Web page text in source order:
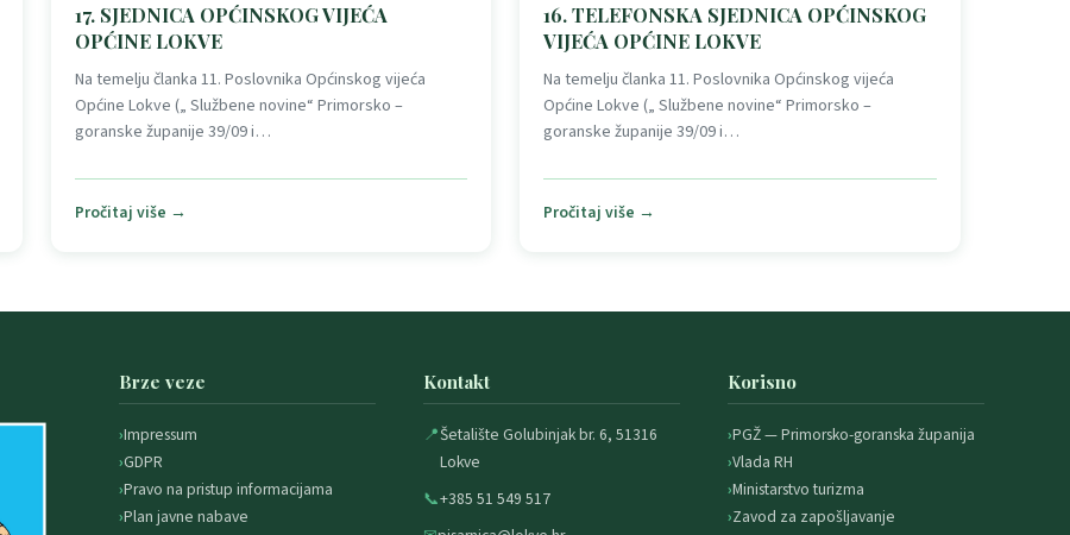
17. SJEDNICA OPĆINSKOG VIJEĆA
OPĆINE LOKVE
Na temelju članka 11. Poslovnika Općinskog vijeća
Općine Lokve („ Službene novine“ Primorsko –
goranske županije 39/09 i…
Pročitaj više →
16. TELEFONSKA SJEDNICA OPĆINSKOG
VIJEĆA OPĆINE LOKVE
Na temelju članka 11. Poslovnika Općinskog vijeća
Općine Lokve („ Službene novine“ Primorsko –
goranske županije 39/09 i…
Pročitaj više →
Brze veze
Impressum
GDPR
Pravo na pristup informacijama
Plan javne nabave
Kontakt
📍Šetalište Golubinjak br. 6, 51316
Lokve
📞+385 51 549 517
Korisno
PGŽ — Primorsko-goranska županija
Vlada RH
Ministarstvo turizma
Zavod za zapošljavanje